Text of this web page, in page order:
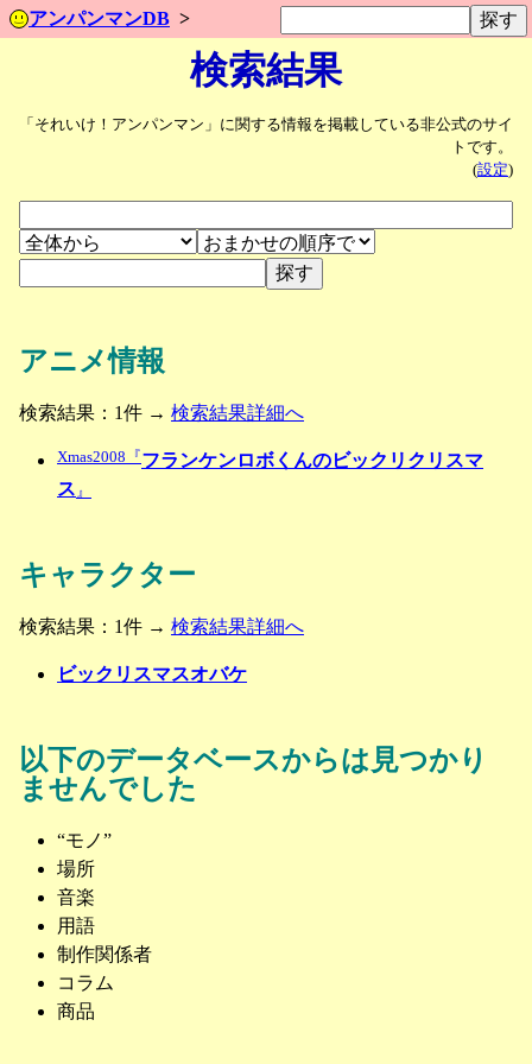
アンパンマンDB
検索結果
「それいけ！アンパンマン」に関する情報を掲載している非公式のサイ
トです。
(設定)
アニメ情報
検索結果：1件 → 検索結果詳細へ
Xmas2008『 フランケンロボくんのビックリクリスマ
ス』
キャラクター
検索結果：1件 → 検索結果詳細へ
ビックリスマスオバケ
以下のデータベースからは見つかり
ませんでした
“モノ”
場所
音楽
用語
制作関係者
コラム
商品